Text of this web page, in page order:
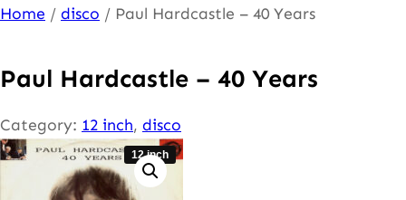
Ga
de
inhoud
Home / disco / Paul Hardcastle – 40 Years
Paul Hardcastle – 40 Years
Category: 12 inch, disco
12 inch